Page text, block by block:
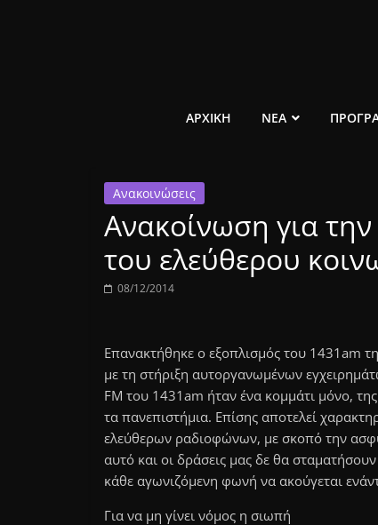
ελεύθερο
ραδιόφωνο
1431AM
ΑΡΧΙΚΗ ΝΕΑ
Ανακοινώσεις
Ανακοίνωση για
του ελεύθερου
08/12/2014
Επανακτήθηκε ο εξοπλισμός του 1431am
με τη στήριξη αυτοργανωμένων
FM του 1431am ήταν ένα κομμάτι μόνο,
τα πανεπιστήμια. Επίσης αποτελεί
ελεύθερων ραδιοφώνων, με σκοπό την
αυτό και οι δράσεις μας δε θα
κάθε αγωνιζόμενη φωνή να ακούγεται
Για να μη γίνει νόμος η σιωπή